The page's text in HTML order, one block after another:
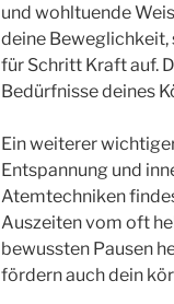
und wohltuende
deine
für Schritt Kraft auf.
Bedürfnisse deines
Ein weiterer
Entspannung und
Atemtechniken
Auszeiten vom oft
bewussten Pausen
fördern auch dein